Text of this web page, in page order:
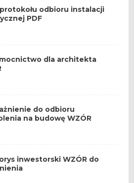
odbioru instalacji
PDF
dla architekta
do odbioru
na budowę WZÓR
inwestorski WZÓR do